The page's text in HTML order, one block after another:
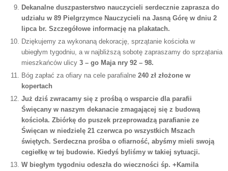
Dekanalne duszpasterstwo nauczycieli serdecznie zaprasza do
udziału w 89 Pielgrzymce Nauczycieli na Jasną Górę w dniu 2
lipca br. Szczegółowe informację na plakatach.
Dziękujemy za wykonaną dekorację, sprzątanie kościoła w
ubiegłym tygodniu, a w najbliższą sobotę zapraszamy do sprzątania
mieszkańców ulicy 3 – go Maja nry 92 – 98.
Bóg zapłać za ofiary na cele parafialne240 zł złożone w
kopertach
Już dziś zwracamy się z prośbą o wsparcie dla parafii
Święcany w naszym dekanacie zmagającej się z budową
kościoła. Zbiórkę do puszek przeprowadzą parafianie ze
Święcan w niedzielę 21 czerwca po wszystkich Mszach
świętych. Serdeczna prośba o ofiarność, abyśmy mieli swoją
cegiełkę w tej budowie. Kiedyś byliśmy w takiej sytuacji.
W biegłym tygodniu odeszła do wieczności śp. +Kamila